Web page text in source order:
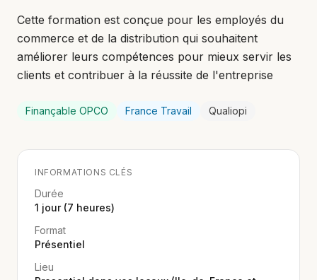
Cette formation est conçue pour les employés du
commerce et de la distribution qui souhaitent
améliorer leurs compétences pour mieux servir les
clients et contribuer à la réussite de l'entreprise
Finançable OPCO France Travail Qualiopi
INFORMATIONS CLÉS
Durée
1 jour (7 heures)
Format
Présentiel
Lieu